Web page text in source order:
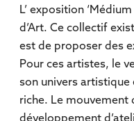
L’ exposition
d’Art. Ce collectif
est de proposer des
Pour ces artistes, le
son univers artistique
riche. Le mouvement
développement